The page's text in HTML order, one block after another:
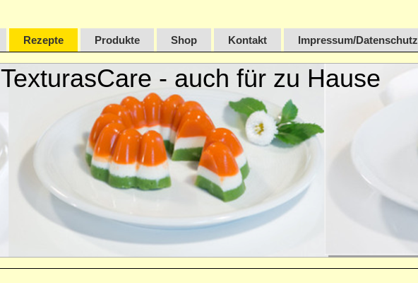
Rezepte Produkte Shop Kontakt Impressum/Datenschutz
TexturasCare - auch für zu Hause